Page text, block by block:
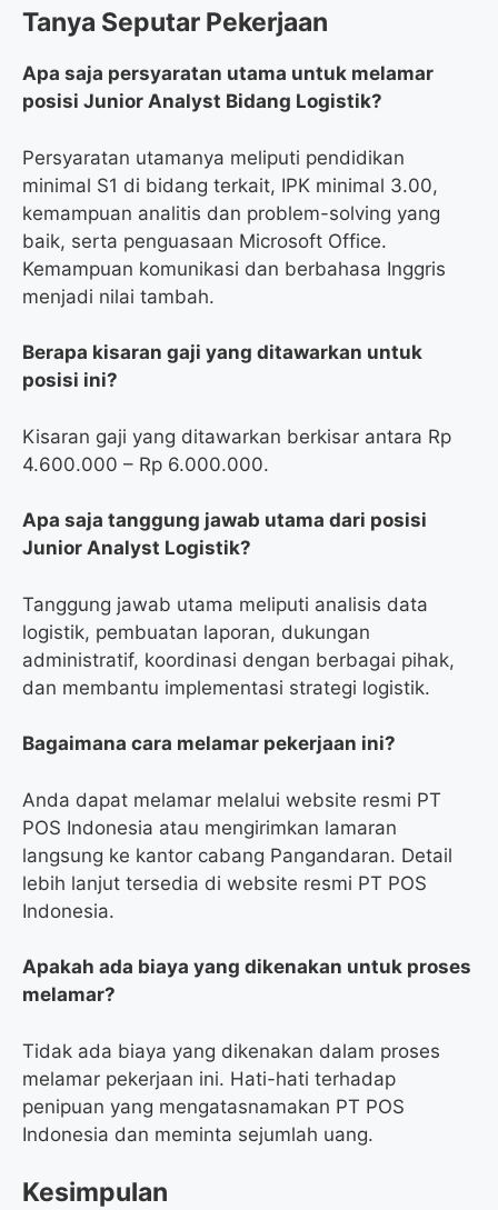
Tanya Seputar Pekerjaan
Apa saja persyaratan utama untuk melamar
posisi Junior Analyst Bidang Logistik?
Persyaratan utamanya meliputi pendidikan
minimal S1 di bidang terkait, IPK minimal 3.00,
kemampuan analitis dan problem-solving yang
baik, serta penguasaan Microsoft Office.
Kemampuan komunikasi dan berbahasa Inggris
menjadi nilai tambah.
Berapa kisaran gaji yang ditawarkan untuk
posisi ini?
Kisaran gaji yang ditawarkan berkisar antara Rp
4.600.000 – Rp 6.000.000.
Apa saja tanggung jawab utama dari posisi
Junior Analyst Logistik?
Tanggung jawab utama meliputi analisis data
logistik, pembuatan laporan, dukungan
administratif, koordinasi dengan berbagai pihak,
dan membantu implementasi strategi logistik.
Bagaimana cara melamar pekerjaan ini?
Anda dapat melamar melalui website resmi PT
POS Indonesia atau mengirimkan lamaran
langsung ke kantor cabang Pangandaran. Detail
lebih lanjut tersedia di website resmi PT POS
Indonesia.
Apakah ada biaya yang dikenakan untuk proses
melamar?
Tidak ada biaya yang dikenakan dalam proses
melamar pekerjaan ini. Hati-hati terhadap
penipuan yang mengatasnamakan PT POS
Indonesia dan meminta sejumlah uang.
Kesimpulan